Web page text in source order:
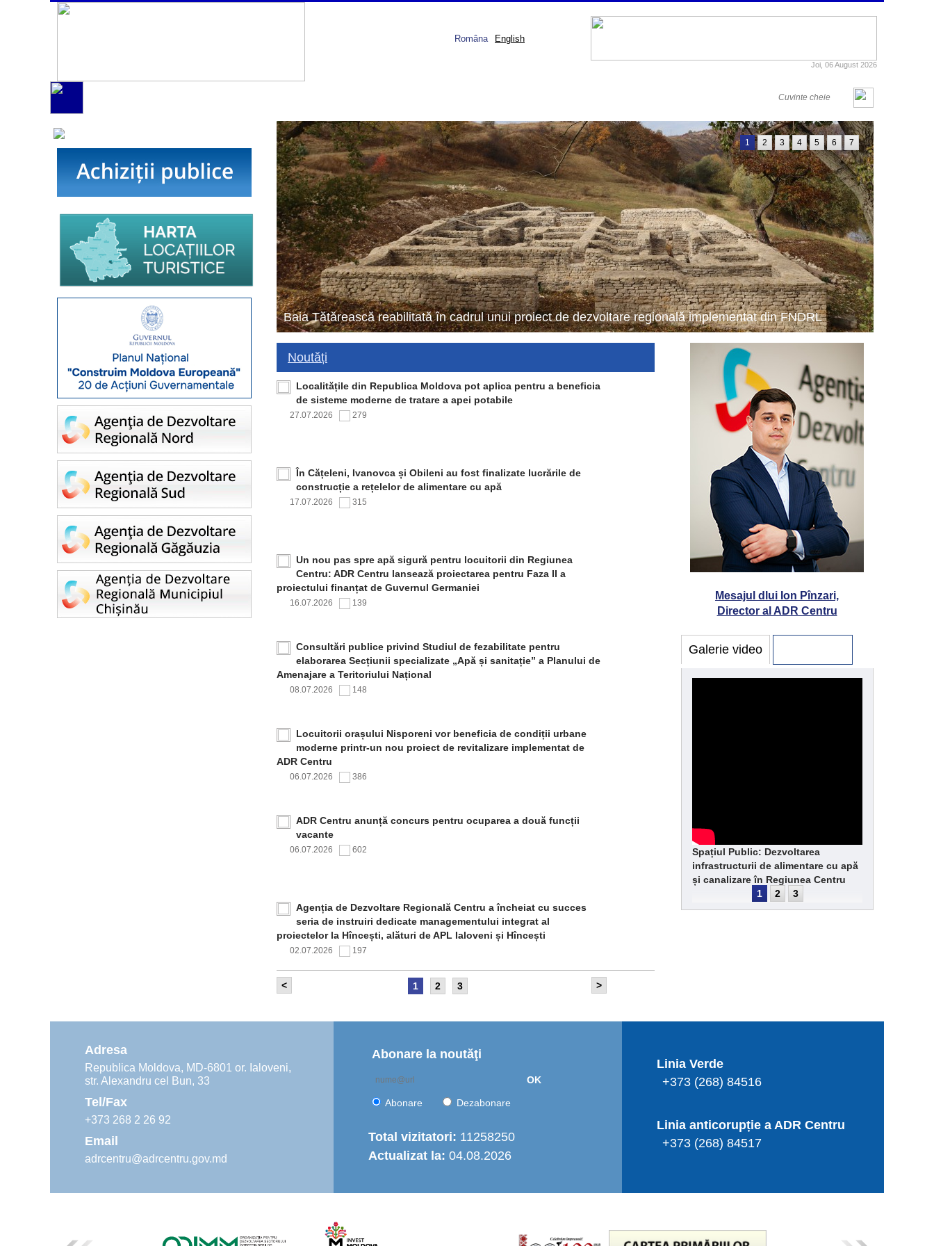
Joi, 06 August 2026
Româna English
Baia Tătărească reabilitată în cadrul unui proiect de dezvoltare regională implementat din FNDRL
1 2 3 4 5 6 7
Noutăți
Localitățile din Republica Moldova pot aplica pentru a beneficia
de sisteme moderne de tratare a apei potabile
27.07.2026 279
În Cățeleni, Ivanovca și Obileni au fost finalizate lucrările de
construcție a rețelelor de alimentare cu apă
17.07.2026 315
Un nou pas spre apă sigură pentru locuitorii din Regiunea
Centru: ADR Centru lansează proiectarea pentru Faza II a
proiectului finanțat de Guvernul Germaniei
16.07.2026 139
Consultări publice privind Studiul de fezabilitate pentru
elaborarea Secțiunii specializate „Apă și sanitație” a Planului de
Amenajare a Teritoriului Național
08.07.2026 148
Locuitorii orașului Nisporeni vor beneficia de condiții urbane
moderne printr-un nou proiect de revitalizare implementat de
ADR Centru
06.07.2026 386
ADR Centru anunță concurs pentru ocuparea a două funcții
vacante
06.07.2026 602
Agenția de Dezvoltare Regională Centru a încheiat cu succes
seria de instruiri dedicate managementului integrat al
proiectelor la Hîncești, alături de APL Ialoveni și Hîncești
02.07.2026 197
Comitetul de Supraveghere al proiectului „Îmbunătățirea
implementării și opțiunile de operare a serviciului regional de
Agenția de Dezvoltare Regională Centru a continuat seria de
instruiri practice dedicate autorităților publice locale
< >
1 2 3
Mesajul dlui Ion Pînzari,
Director al ADR Centru
Galerie video
Spațiul Public: Dezvoltarea
infrastructurii de alimentare cu apă
și canalizare în Regiunea Centru
1
2 3
Adresa
Republica Moldova, MD-6801 or. Ialoveni,
str. Alexandru cel Bun, 33
Tel/Fax
+373 268 2 26 92
Email
adrcentru@adrcentru.gov.md
Abonare la noutăţi
OK
Abonare Dezabonare
Total vizitatori: 11258250
Actualizat la: 04.08.2026
Linia Verde
+373 (268) 84516
Linia anticorupție a ADR Centru
+373 (268) 84517